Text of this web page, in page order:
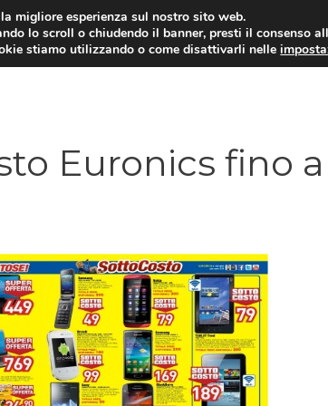
Euronics fino
migliore esperienza sul nostro sito web.
lo scroll o chiudendo il banner, presti il consenso
stiamo utilizzando o come disattivarli nelle